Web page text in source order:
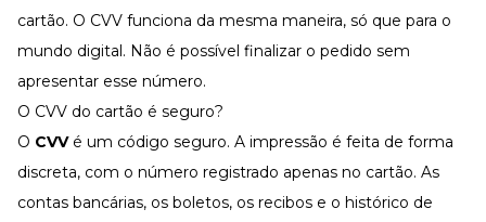
cartão. O CVV funciona da mesma maneira, só que para o
mundo digital. Não é possível finalizar o pedido sem
apresentar esse número.
O CVV do cartão é seguro?
O CVVé um código seguro. A impressão é feita de forma
discreta, com o número registrado apenas no cartão. As
contas bancárias, os boletos, os recibos e o histórico de